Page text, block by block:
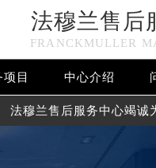
法穆兰售后
FRANCKMULLER
项目 中心介绍
法穆兰售后服务中心竭诚